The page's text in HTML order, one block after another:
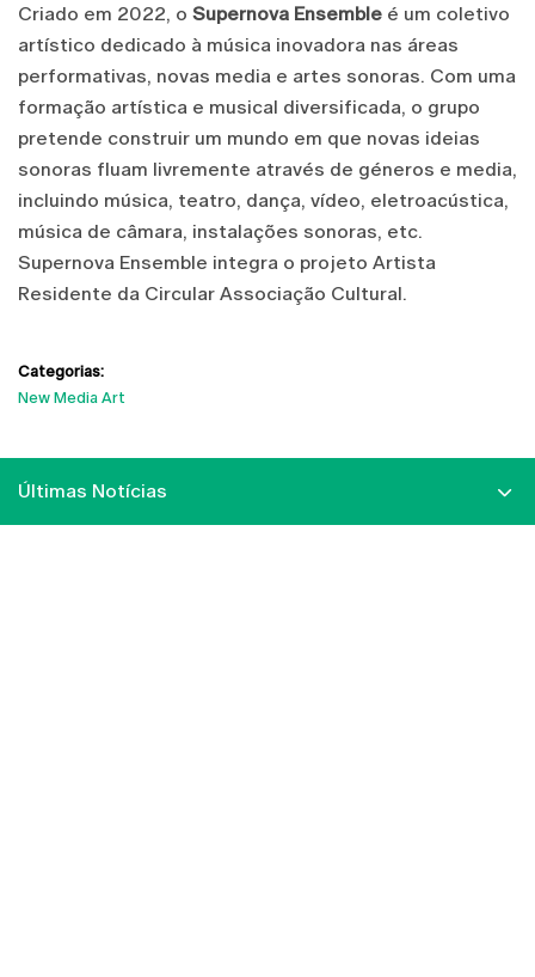
Criado em 2022, o Supernova Ensemble é um coletivo
artístico dedicado à música inovadora nas áreas
performativas, novas media e artes sonoras. Com uma
formação artística e musical diversificada, o grupo
pretende construir um mundo em que novas ideias
sonoras fluam livremente através de géneros e media,
incluindo música, teatro, dança, vídeo, eletroacústica,
música de câmara, instalações sonoras, etc.
Supernova Ensemble integra o projeto Artista
Residente da Circular Associação Cultural.
Categorias:
New Media Art
Últimas Notícias